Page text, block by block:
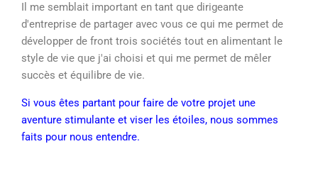
Il me semblait important en tant que dirigeante
d'entreprise de partager avec vous ce qui me permet de
développer de front trois sociétés tout en alimentant le
style de vie que j'ai choisi et qui me permet de mêler
succès et équilibre de vie.
Si vous êtes partant pour faire de votre projet une
aventure stimulante et viser les étoiles, nous sommes
faits pour nous entendre.